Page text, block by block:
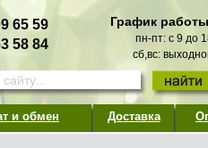
65 59
58 84
График
пн-пт: с 9 до
сб,вс:
и обмен Доставка